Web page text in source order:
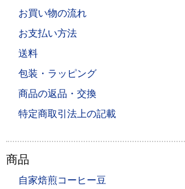
お買い物の流れ
お支払い方法
送料
包装・ラッピング
商品の返品・交換
特定商取引法上の記載
商品
自家焙煎コーヒー豆